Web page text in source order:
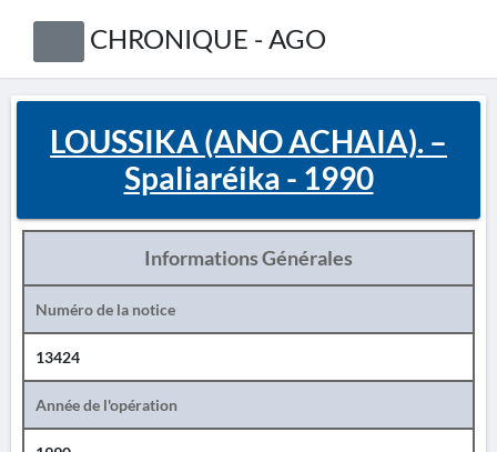
CHRONIQUE - AGO
LOUSSIKA (ANO ACHAIA). –
Spaliaréika - 1990
Informations Générales
Numéro de la notice
13424
Année de l'opération